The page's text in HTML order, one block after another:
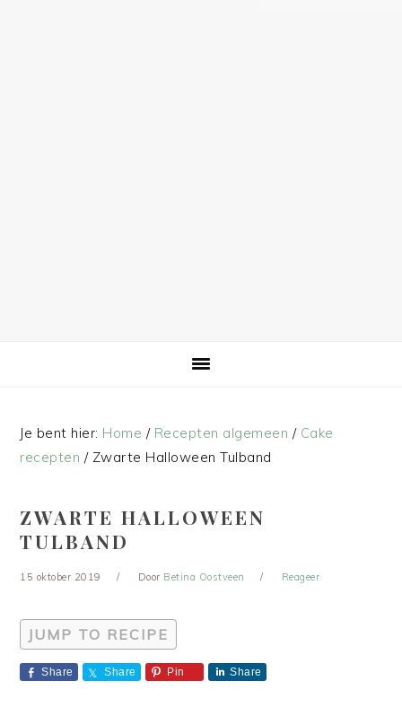
Je bent hier: Home / Recepten algemeen / Cake
recepten /Zwarte Halloween Tulband
ZWARTE HALLOWEEN
TULBAND
15 oktober 2019 Door Betina Oostveen Reageer
JUMP TO RECIPE
Share Share Pin Share